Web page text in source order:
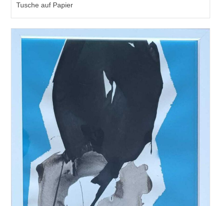
Tusche auf Papier